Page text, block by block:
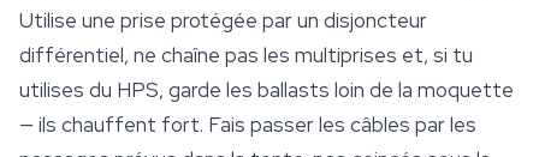
Utilise une prise protégée par un disjoncteur
différentiel, ne chaîne pas les multiprises et, si tu
utilises du HPS, garde les ballasts loin de la moquette
— ils chauffent fort. Fais passer les câbles par les